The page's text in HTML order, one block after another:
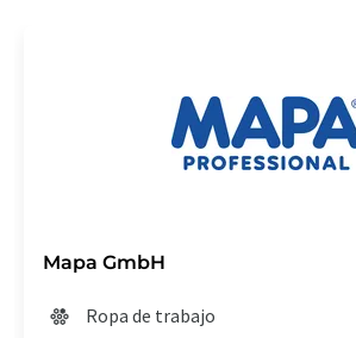
Mapa GmbH
Ropa de trabajo